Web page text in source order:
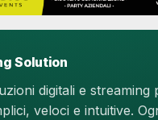
Solution
digitali e streaming
veloci e intuitive.